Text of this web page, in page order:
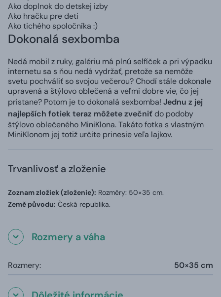
Ako doplnok do detskej izby
Ako hračku pre deti
Ako tichého spoločníka :)
Dokonalá sexbomba
Nedá mobil z ruky, galériu má plnú selfíček a pri výpadku
internetu sa s ňou nedá vydržať, pretože sa nemôže
svetu pochváliť so svojou večerou? Chodí stále dokonale
upravená a štýlovo oblečená a veľmi dobre vie, čo jej
pristane? Potom je to dokonalá sexbomba! Jednu z jej
najlepších fotiek teraz môžete zvečniť do podoby
štýlovo oblečeného MiniKlona. Takáto fotka s vlastným
MiniKlonom jej totiž určite prinesie veľa lajkov.
Trvanlivosť a zloženie
Zoznam zložiek (zloženie): Rozměry: 50×35 cm.
Země původu: Česká republika.
Rozmery a váha
Rozmery: 50×35 cm